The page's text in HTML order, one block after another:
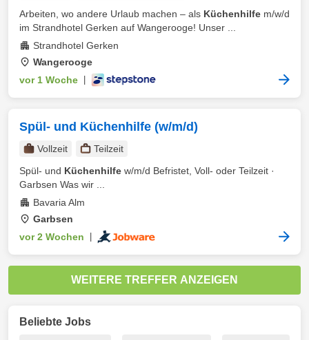
Arbeiten, wo andere Urlaub machen – als Küchenhilfe m/w/d
im Strandhotel Gerken auf Wangerooge! Unser ...
Strandhotel Gerken
Wangerooge
vor 1 Woche
Spül- und Küchenhilfe (w/m/d)
Vollzeit
Teilzeit
Spül- und Küchenhilfe w/m/d Befristet, Voll- oder Teilzeit ·
Garbsen Was wir ...
Bavaria Alm
Garbsen
vor 2 Wochen
WEITERE TREFFER ANZEIGEN
Beliebte Jobs